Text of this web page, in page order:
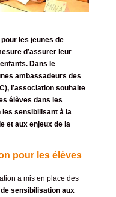
les jeunes de
d’assurer leur
Dans le
ambassadeurs des
), l’association souhaite
élèves dans les
sensibilisant à la
et aux enjeux de la
pour les élèves
a mis en place des
sensibilisation aux